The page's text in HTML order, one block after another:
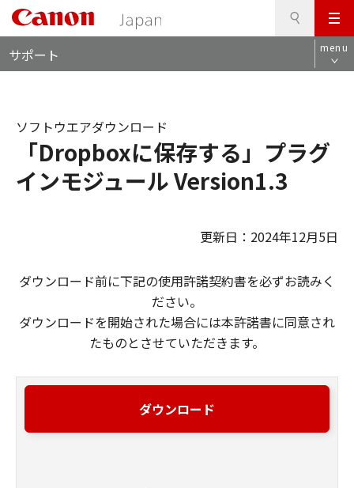
メ
ニ
ュ
サポート menu
「Dropboxに保存する」プラグ
インモジュール Version1.3
ソフトウエアダウンロード
更新日：2024年12月5日
ダウンロード前に下記の使用許諾契約書を必ずお読みく
ださい。
ダウンロードを開始された場合には本許諾書に同意され
たものとさせていただきます。
ダウンロード